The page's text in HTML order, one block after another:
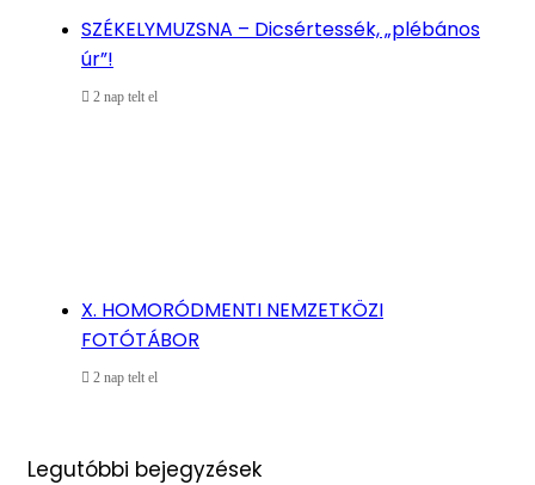
SZÉKELYMUZSNA – Dicsértessék, „plébános
úr”!
2 nap telt el
X. HOMORÓDMENTI NEMZETKÖZI
FOTÓTÁBOR
2 nap telt el
Legutóbbi bejegyzések